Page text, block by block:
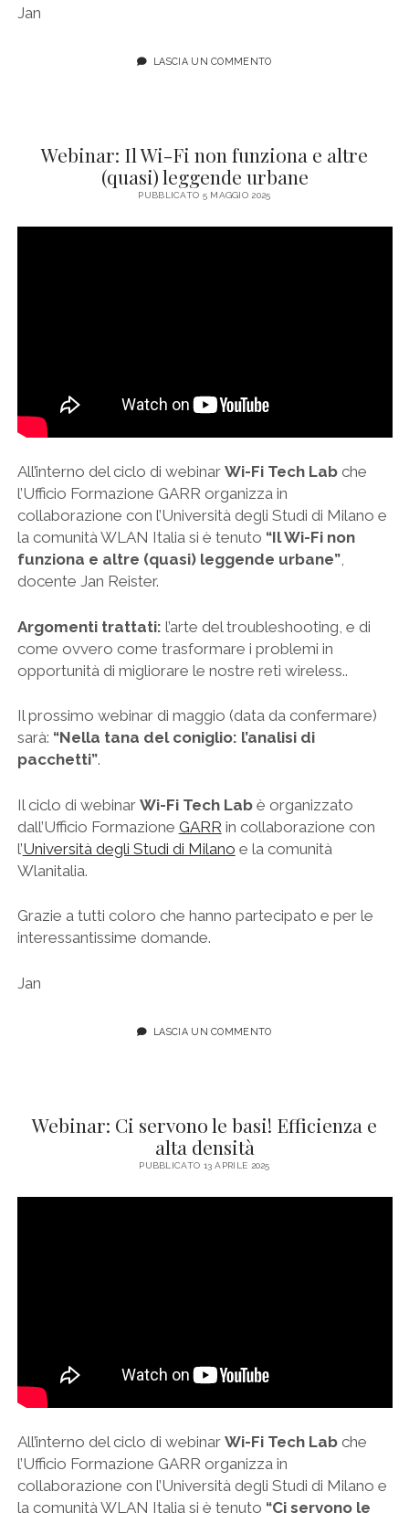
Jan
LASCIA UN COMMENTO
Webinar: Il Wi-Fi non funziona e altre
(quasi) leggende urbane
PUBBLICATO 5 MAGGIO 2025
All’interno del ciclo di webinar Wi-Fi Tech Labche
l’Ufficio Formazione GARR organizza in
collaborazione con l’Università degli Studi di Milano e
la comunità WLAN Italia si è tenuto “Il Wi-Fi non
funziona e altre (quasi) leggende urbane”,
docente Jan Reister.
Argomenti trattati: l’arte del troubleshooting, e di
come ovvero come trasformare i problemi in
opportunità di migliorare le nostre reti wireless..
Il prossimo webinar di maggio (data da confermare)
sarà: “Nella tana del coniglio: l’analisi di
pacchetti”.
Il ciclo di webinar Wi-Fi Tech Labè organizzato
dall’Ufficio Formazione GARR in collaborazione con
l’Università degli Studi di Milano e la comunità
Wlanitalia.
Grazie a tutti coloro che hanno partecipato e per le
interessantissime domande.
Jan
LASCIA UN COMMENTO
Webinar: Ci servono le basi! Efficienza e
alta densità
PUBBLICATO 13 APRILE 2025
All’interno del ciclo di webinar Wi-Fi Tech Labche
l’Ufficio Formazione GARR organizza in
collaborazione con l’Università degli Studi di Milano e
la comunità WLAN Italia si è tenuto “Ci servono le